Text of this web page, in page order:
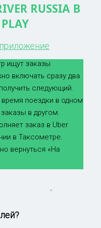
RUSSIA В
ищут заказы
включать сразу два
следующий.
поездки в одном
в другом.
заказ в Uber
в Таксометре.
вернуться «На